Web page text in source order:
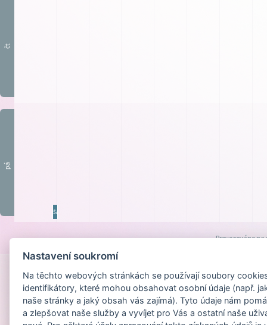
čt
pá
ŠatN
Provozováno na
Nastavení soukromí
Na těchto webových stránkách se používají soubory
identifikátory, které mohou obsahovat osobní údaje (např.
naše stránky a jaký obsah vás zajímá). Tyto údaje nám
a zlepšovat naše služby a vyvíjet pro Vás a ostatní naše